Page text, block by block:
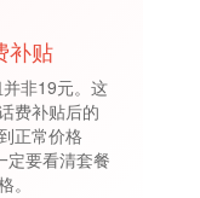
补贴
非19元。这
费补贴后的
正常价格
定要看清套餐
。